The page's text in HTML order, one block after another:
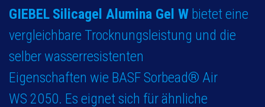
GIEBEL Silicagel Alumina Gel W bietet eine
vergleichbare Trocknungsleistung und die
selber wasserresistenten
Eigenschaften wie BASF Sorbead® Air
WS 2050. Es eignet sich für ähnliche